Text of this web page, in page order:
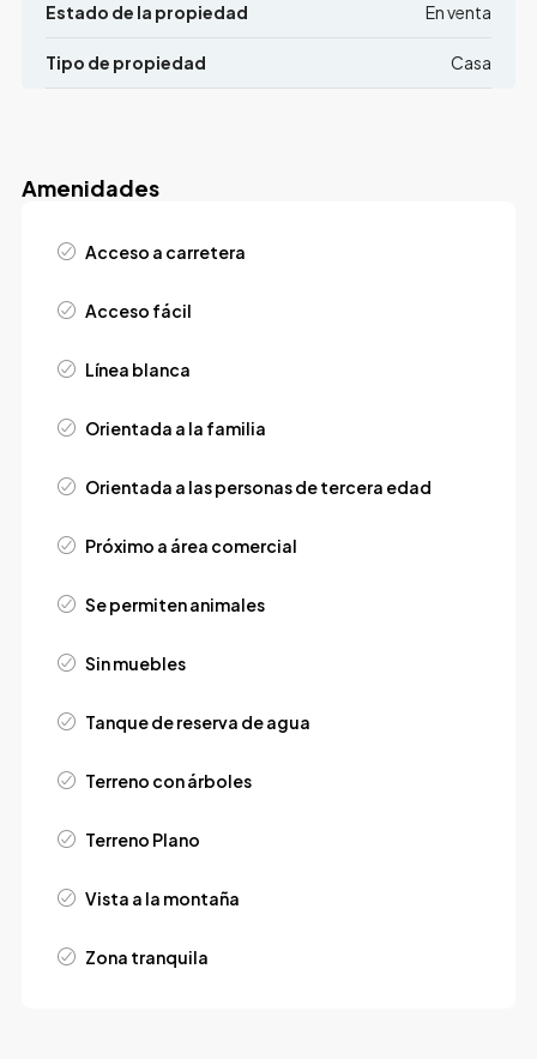
Estado de la propiedad En venta
Tipo de propiedad Casa
Amenidades
Acceso a carretera
Acceso fácil
Línea blanca
Orientada a la familia
Orientada a las personas de tercera edad
Próximo a área comercial
Se permiten animales
Sin muebles
Tanque de reserva de agua
Terreno con árboles
Terreno Plano
Vista a la montaña
Zona tranquila